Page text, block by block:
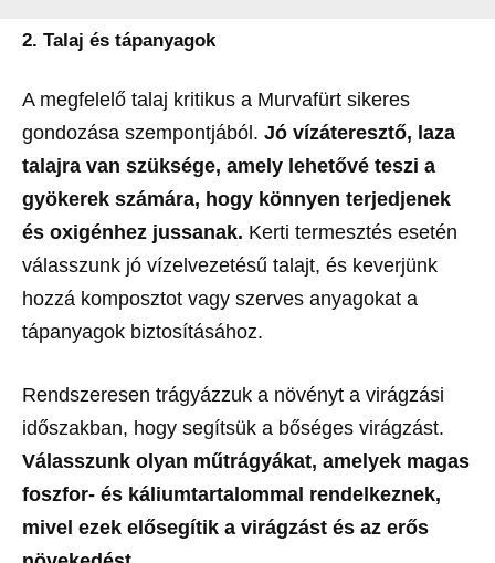
2. Talaj és tápanyagok
A megfelelő talaj kritikus a Murvafürt sikeres
gondozása szempontjából. Jó vízáteresztő, laza
talajra van szüksége, amely lehetővé teszi a
gyökerek számára, hogy könnyen terjedjenek
és oxigénhez jussanak. Kerti termesztés esetén
válasszunk jó vízelvezetésű talajt, és keverjünk
hozzá komposztot vagy szerves anyagokat a
tápanyagok biztosításához.
Rendszeresen trágyázzuk a növényt a virágzási
időszakban, hogy segítsük a bőséges virágzást.
Válasszunk olyan műtrágyákat, amelyek magas
foszfor- és káliumtartalommal rendelkeznek,
mivel ezek elősegítik a virágzást és az erős